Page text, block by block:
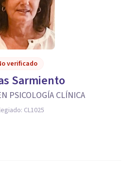
verificado
Sarmiento
PSICOLOGÍA CLÍNICA
CL1025